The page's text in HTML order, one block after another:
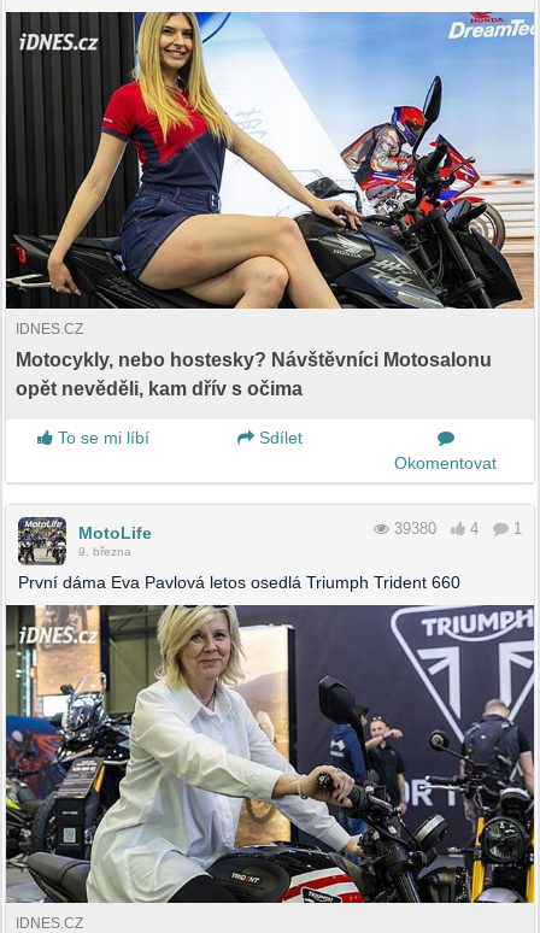
IDNES.CZ
Motocykly, nebo hostesky? Návštěvníci Motosalonu
opět nevěděli, kam dřív s očima
To se mi líbí
Sdílet
Okomentovat
MotoLife
9. března
39380 4 1
První dáma Eva Pavlová letos osedlá Triumph Trident 660
IDNES.CZ